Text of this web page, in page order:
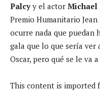
Palcy y el actor Michael
Premio Humanitario
ocurre nada que puedan
gala que lo que sería ver
Oscar, pero qué se le va
This content is imported